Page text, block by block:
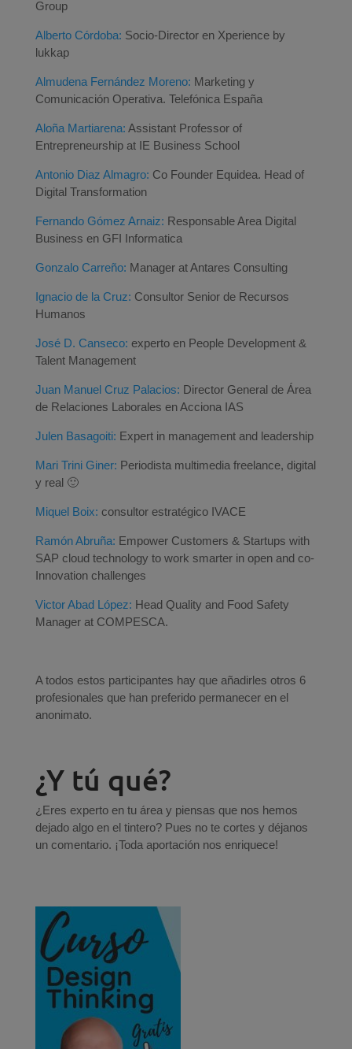
Group
Alberto Córdoba: Socio-Director en Xperience by
lukkap
Almudena Fernández Moreno: Marketing y
Comunicación Operativa. Telefónica España
Aloña Martiarena: Assistant Professor of
Entrepreneurship at IE Business School
Antonio Diaz Almagro: Co Founder Equidea. Head of
Digital Transformation
Fernando Gómez Arnaiz: Responsable Area Digital
Business en GFI Informatica
Gonzalo Carreño: Manager at Antares Consulting
Ignacio de la Cruz: Consultor Senior de Recursos
Humanos
José D. Canseco: experto en People Development &
Talent Management
Juan Manuel Cruz Palacios: Director General de Área
de Relaciones Laborales en Acciona IAS
Julen Basagoiti: Expert in management and leadership
Mari Trini Giner: Periodista multimedia freelance, digital
y real 🙂
Miquel Boix: consultor estratégico IVACE
Ramón Abruña: Empower Customers & Startups with
SAP cloud technology to work smarter in open and co-
Innovation challenges
Victor Abad López: Head Quality and Food Safety
Manager at COMPESCA.
A todos estos participantes hay que añadirles otros 6
profesionales que han preferido permanecer en el
anonimato.
¿Y tú qué?
¿Eres experto en tu área y piensas que nos hemos
dejado algo en el tintero? Pues no te cortes y déjanos
un comentario. ¡Toda aportación nos enriquece!